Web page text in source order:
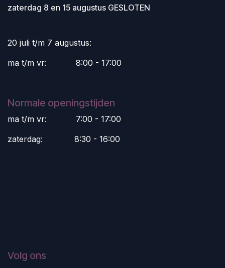
zaterdag 8 en 15 augustus GESLOTEN
20 juli t/m 7 augustus:
ma t/m vr:
​8:00 - 17:00
Normale openingstijden
ma t/m vr:
​7:00 - 17:00
zaterdag:
​8:30 - 16:00
Volg ons